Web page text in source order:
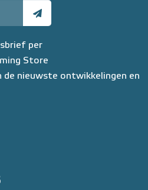
per
Store
nieuwste ontwikkelingen en